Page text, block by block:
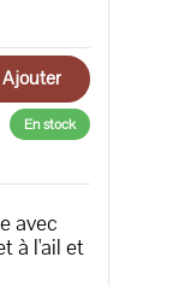
Ajouter
En stock
avec
à l'ail et